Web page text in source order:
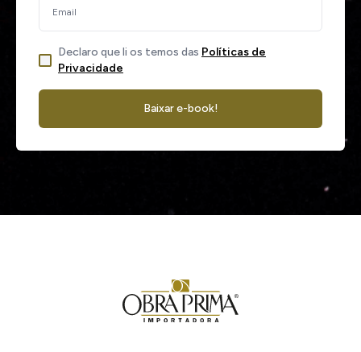
Declaro que li os temos das Políticas de
Privacidade
Baixar e-book!